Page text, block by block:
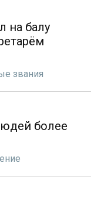
на балу
звания
более